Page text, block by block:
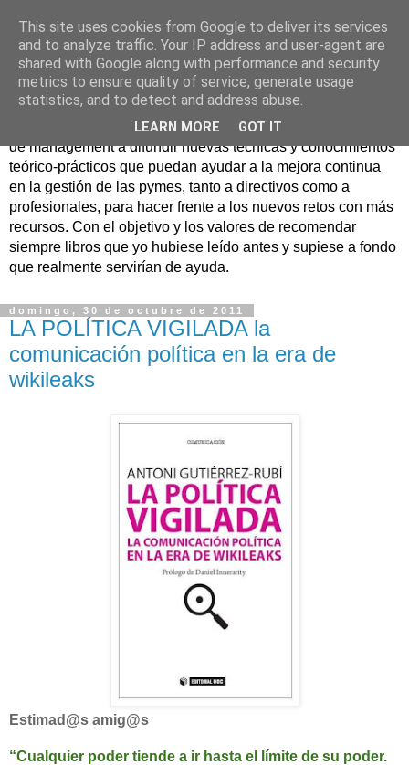
Nuevo Viernes - Nuevo
Libro
Nace con la misión de ayudar mediante la lectura de libros
de management a difundir nuevas técnicas y conocimientos
teórico-prácticos que puedan ayudar a la mejora continua
en la gestión de las pymes, tanto a directivos como a
profesionales, para hacer frente a los nuevos retos con más
recursos. Con el objetivo y los valores de recomendar
siempre libros que yo hubiese leído antes y supiese a fondo
que realmente servirían de ayuda.
domingo, 30 de octubre de 2011
LA POLÍTICA VIGILADA la
comunicación política en la era de
wikileaks
Estimad@s amig@s
“Cualquier poder tiende a ir hasta el límite de su poder.
This site uses cookies from Google to deliver its services
and to analyze traffic. Your IP address and user-agent are
shared with Google along with performance and security
metrics to ensure quality of service, generate usage
statistics, and to detect and address abuse.
LEARN MORE GOT IT